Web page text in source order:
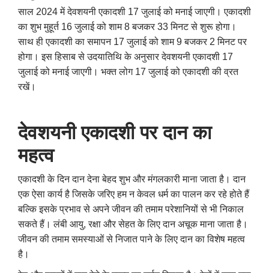
साल 2024 में देवशयनी एकादशी 17 जुलाई को मनाई जाएगी। एकादशी
का शुभ मुहूर्त 16 जुलाई को शाम 8 बजकर 33 मिनट से शुरू होगा।
साथ ही एकादशी का समापन 17 जुलाई को शाम 9 बजकर 2 मिनट पर
होगा। इस हिसाब से उदयातिथि के अनुसार देवशयनी एकादशी 17
जुलाई को मनाई जाएगी। भक्त लोग 17 जुलाई को एकादशी की व्रत
रखें।
देवशयनी एकादशी पर दान का
महत्व
एकादशी के दिन दान देना बेहद शुभ और मंगलकारी माना जाता है। दान
एक ऐसा कार्य है जिसके जरिए हम न केवल धर्म का पालन कर रहे होते हैं
बल्कि इसके प्रभाव से अपने जीवन की तमाम परेशानियों से भी निकाल
सकते हैं। लंबी आयु,रक्षा और सेहत के लिए दान अचूक माना जाता है।
जीवन की तमाम समस्याओं से निजात पाने के लिए दान का विशेष महत्व
है।